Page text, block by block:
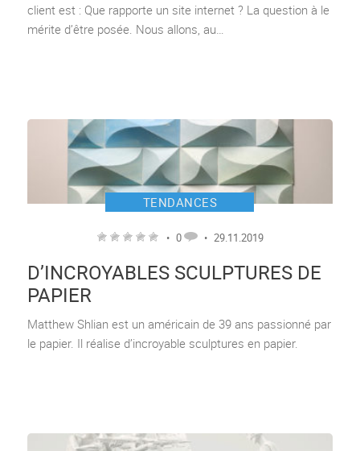
client est : Que rapporte un site internet ? La question à le
mérite d’être posée. Nous allons, au…
TENDANCES
• 0 • 29.11.2019
D’INCROYABLES SCULPTURES DE
PAPIER
Matthew Shlian est un américain de 39 ans passionné par
le papier. Il réalise d’incroyable sculptures en papier.